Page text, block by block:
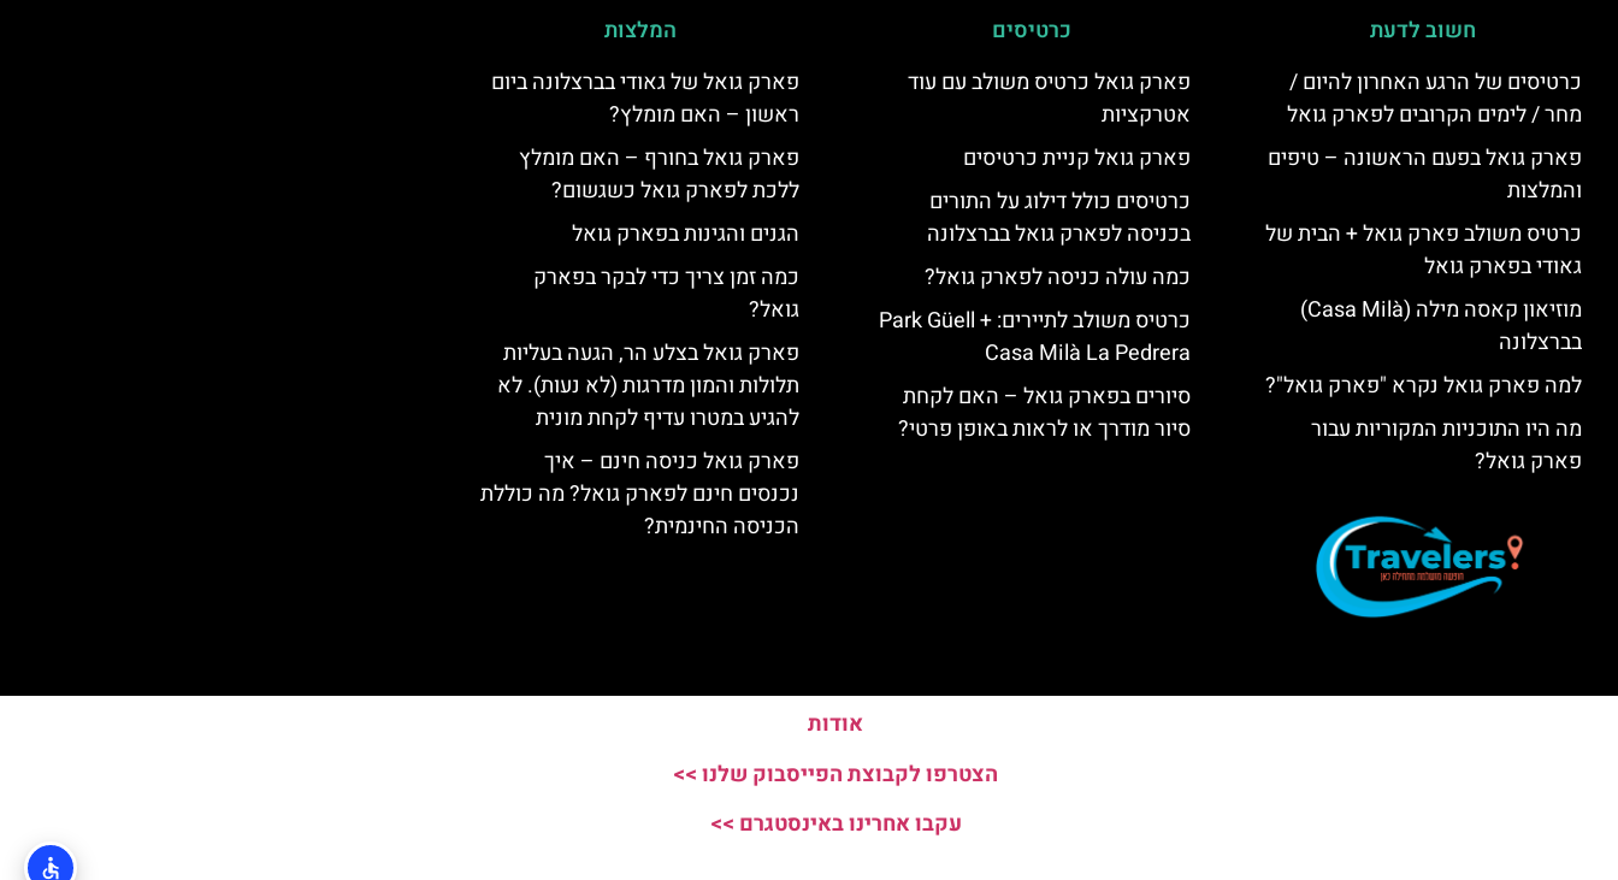
חשוב לדעת
כרטיסים של הרגע האחרון להיום /
מחר / לימים הקרובים לפארק גואל
פארק גואל בפעם הראשונה – טיפים
והמלצות
כרטיס משולב פארק גואל + הבית של
גאודי בפארק גואל
מוזיאון קאסה מילה (Casa Milà)
בברצלונה
למה פארק גואל נקרא "פארק גואל"?
מה היו התוכניות המקוריות עבור
פארק גואל?
כרטיסים
פארק גואל כרטיס משולב עם עוד
אטרקציות
פארק גואל קניית כרטיסים
כרטיסים כולל דילוג על התורים
בכניסה לפארק גואל בברצלונה
כמה עולה כניסה לפארק גואל?
כרטיס משולב לתיירים: Park Güell +
Casa Milà La Pedrera
סיורים בפארק גואל – האם לקחת
סיור מודרך או לראות באופן פרטי?
המלצות
פארק גואל של גאודי בברצלונה ביום
ראשון – האם מומלץ?
פארק גואל בחורף – האם מומלץ
ללכת לפארק גואל כשגשום?
הגנים והגינות בפארק גואל
כמה זמן צריך כדי לבקר בפארק
גואל?
פארק גואל בצלע הר, הגעה בעליות
תלולות והמון מדרגות (לא נעות). לא
להגיע במטרו עדיף לקחת מונית
פארק גואל כניסה חינם – איך
נכנסים חינם לפארק גואל? מה כוללת
הכניסה החינמית?
אודות
הצטרפו לקבוצת הפייסבוק שלנו >>
עקבו אחרינו באינסטגרם >>